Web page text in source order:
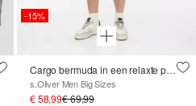
-15%
Cargo bermuda in een relaxte pasvorm met een elastische tailleband
s.Oliver Men Big Sizes
€ 58,99€ 69,99